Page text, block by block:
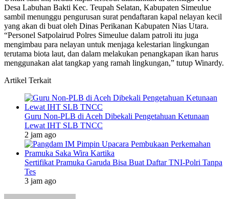
Desa Labuhan Bakti Kec. Teupah Selatan, Kabupaten Simeulue
sambil menunggu pengurusan surat pendaftaran kapal nelayan kecil
yang akan di buat oleh Dinas Perikanan Kabupaten Nias Utara.
“Personel Satpolairud Polres Simeulue dalam patroli itu juga
mengimbau para nelayan untuk menjaga kelestarian lingkungan
terutama biota laut, dan dalam melakukan penangkapan ikan harus
menggunakan alat tangkap yang ramah lingkungan,” tutup Winardy.
Artikel Terkait
Guru Non-PLB di Aceh Dibekali Pengetahuan Ketunaan
Lewat IHT SLB TNCC
2 jam ago
Sertifikat Pramuka Garuda Bisa Buat Daftar TNI-Polri Tanpa
Tes
3 jam ago